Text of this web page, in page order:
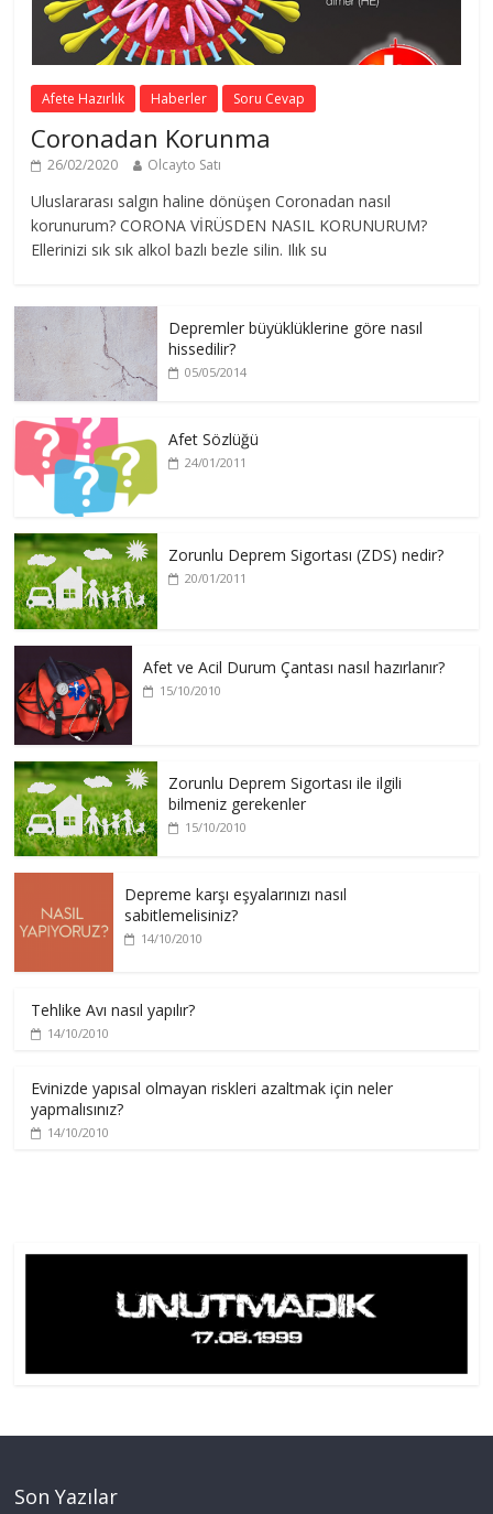
Afete Hazırlık Haberler Soru Cevap
Coronadan Korunma
26/02/2020 Olcayto Satı
Uluslararası salgın haline dönüşen Coronadan nasıl
korunurum? CORONA VİRÜSDEN NASIL KORUNURUM?
Ellerinizi sık sık alkol bazlı bezle silin. Ilık su
Depremler büyüklüklerine göre nasıl
hissedilir?
05/05/2014
Afet Sözlüğü
24/01/2011
Zorunlu Deprem Sigortası (ZDS) nedir?
20/01/2011
Afet ve Acil Durum Çantası nasıl hazırlanır?
15/10/2010
Zorunlu Deprem Sigortası ile ilgili
bilmeniz gerekenler
15/10/2010
Depreme karşı eşyalarınızı nasıl
sabitlemelisiniz?
14/10/2010
Tehlike Avı nasıl yapılır?
14/10/2010
Evinizde yapısal olmayan riskleri azaltmak için neler
yapmalısınız?
14/10/2010
Son Yazılar